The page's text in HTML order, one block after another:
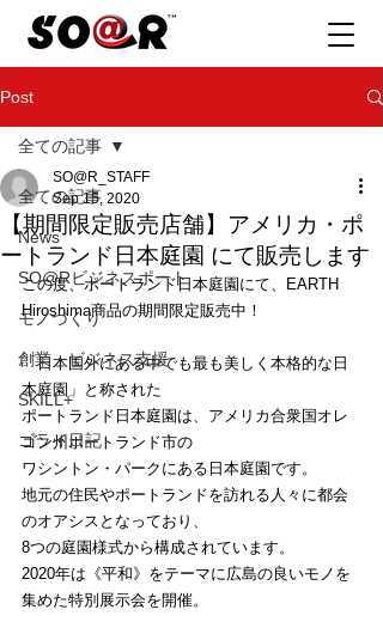
Post
全ての記事
News
SO@Rビジネスポート
モノづくり
創業・ビジネス支援
SKILL+
ゴライ日記
全ての記事
【期間限定販売店舗】アメリカ・ポ
ートランド日本庭園 にて販売します
SO@R_STAFF
Sep 15, 2020
この度、ポートランド日本庭園にて、EARTH
Hiroshima商品の期間限定販売中！
「日本国外にある中でも最も美しく本格的な日
本庭園」と称された
ポートランド日本庭園は、アメリカ合衆国オレ
ゴン州ポートランド市の
ワシントン・パークにある日本庭園です。
地元の住民やポートランドを訪れる人々に都会
のオアシスとなっており、
8つの庭園様式から構成されています。
2020年は《平和》をテーマに広島の良いモノを
集めた特別展示会を開催。